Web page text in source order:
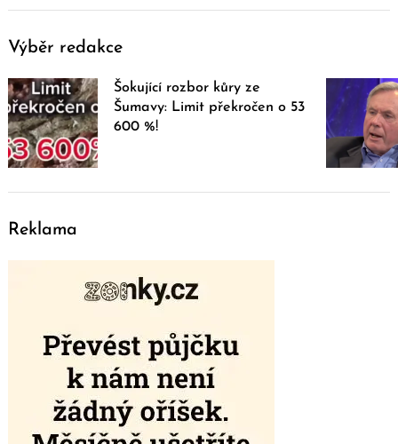
Výběr redakce
Šokující rozbor kůry ze
Šumavy: Limit překročen o 53
600 %!
Reklama